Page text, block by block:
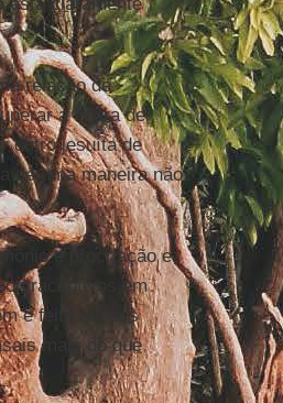
relação de
a figura de
outro jesuíta de
de uma maneira não
e procriação e,
em
é feita desses
mais do que